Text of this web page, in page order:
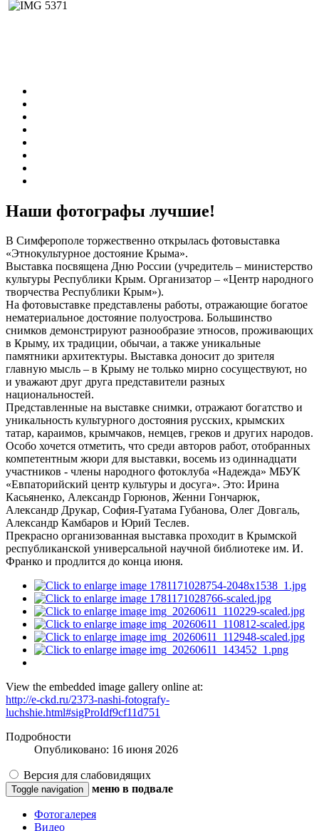
Наши фотографы лучшие!
В Симферополе торжественно открылась фотовыставка
«Этнокультурное достояние Крыма».
Выставка посвящена Дню России (учредитель – министерство
культуры Республики Крым. Организатор – «Центр народного
творчества Республики Крым»).
На фотовыставке представлены работы, отражающие богатое
нематериальное достояние полуострова. Большинство
снимков демонстрируют разнообразие этносов, проживающих
в Крыму, их традиции, обычаи, а также уникальные
памятники архитектуры. Выставка доносит до зрителя
главную мысль – в Крыму не только мирно сосуществуют, но
и уважают друг друга представители разных
национальностей.
Представленные на выставке снимки, отражают богатство и
уникальность культурного достояния русских, крымских
татар, караимов, крымчаков, немцев, греков и других народов.
Особо хочется отметить, что среди авторов работ, отобранных
компетентным жюри для выставки, восемь из одиннадцати
участников - члены народного фотоклуба «Надежда» МБУК
«Евпаторийский центр культуры и досуга». Это: Ирина
Касьяненко, Александр Горюнов, Женни Гончарюк,
Александр Друкар, София-Гуатама Губанова, Олег Довгаль,
Александр Камбаров и Юрий Теслев.
Прекрасно организованная выставка проходит в Крымской
республиканской универсальной научной библиотеке им. И.
Франко и продлится до конца июня.
View the embedded image gallery online at:
http://e-ckd.ru/2373-nashi-fotografy-
luchshie.html#sigProIdf9cf11d751
Подробности
Опубликовано: 16 июня 2026
Версия для слабовидящих
Toggle navigation меню в подвале
Фотогалерея
Видео